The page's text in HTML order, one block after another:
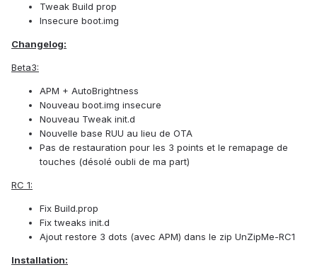
Tweak Build prop
Insecure boot.img
Changelog:
Beta3:
APM + AutoBrightness
Nouveau boot.img insecure
Nouveau Tweak init.d
Nouvelle base RUU au lieu de OTA
Pas de restauration pour les 3 points et le remapage de
touches (désolé oubli de ma part)
RC 1:
Fix Build.prop
Fix tweaks init.d
Ajout restore 3 dots (avec APM) dans le zip UnZipMe-RC1
Installation: